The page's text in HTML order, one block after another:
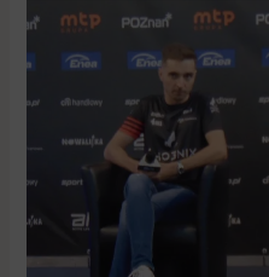
Ponad
„ludzi
z
żelaza”
wystartuje
zawodach
Enea